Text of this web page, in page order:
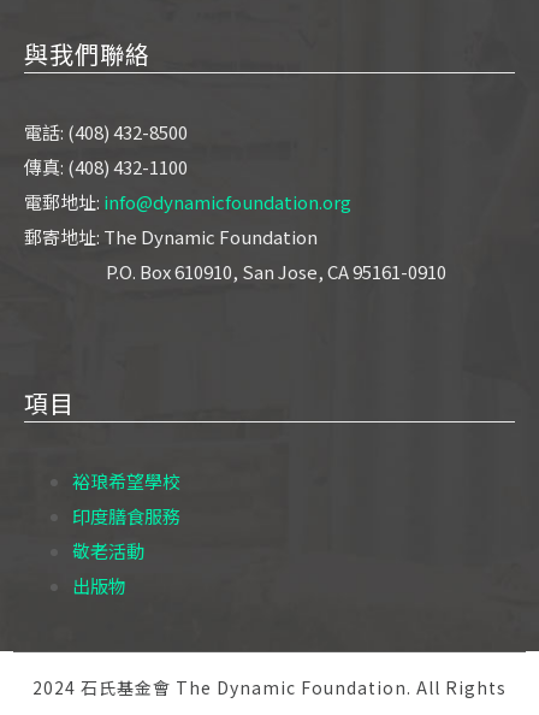
與我們聯絡
電話: (408) 432-8500
傳真: (408) 432-1100
電郵地址: info@dynamicfoundation.org
郵寄地址: The Dynamic Foundation
P.O. Box 610910, San Jose, CA 95161-0910
項目
裕琅希望學校
印度膳食服務
敬老活動
出版物
2024 石氏基金會 The Dynamic Foundation. All Rights